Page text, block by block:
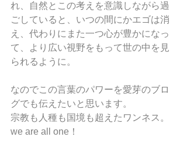
れ、自然とこの考えを意識しながら過
ごしていると、いつの間にかエゴは消
え、代わりにまた一つ心が豊かになっ
て、より広い視野をもって世の中を見
られるように。
なのでこの言葉のパワーを愛芽のブロ
グでも伝えたいと思います。
宗教も人種も国境も超えたワンネス。
we are all one！